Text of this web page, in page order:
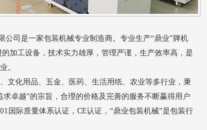
公司是一家包装机械专业制造商。专业生产“鼎业”牌机
加工设备，技术实力雄厚，管理严谨，生产效率高，是
。
文化用品、五金、医药、生活用纸、农业等多行业，秉
求卓越”的宗旨，合理的价格及完善的服务不断赢得用户
国际质量体系认证，CE认证，“鼎业包装机械”是包装行